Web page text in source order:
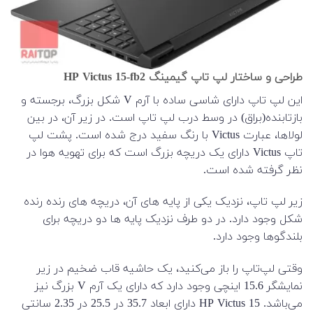
طراحی و ساختار لپ تاپ گیمینگ HP Victus 15-fb2
این لپ تاپ دارای شاسی ساده با آرم V شکل بزرگ، برجسته و
بازتابنده(براق) در وسط درب لپ تاپ است. در زیر آن، در بین
لولاها، عبارت Victus با رنگ سفید درج شده است. پشت لپ
تاپ Victus دارای یک دریچه بزرگ است که برای تهویه هوا در
نظر گرفته شده است.
زیر لپ تاپ، نزدیک یکی از پایه های آن، دریچه های رنده رنده
شکل وجود دارد. در دو طرف نزدیک پایه ها دو دریچه برای
بلندگوها وجود دارد.
وقتی لپ‌تاپ را باز می‌کنید، یک حاشیه قاب ضخیم در زیر
نمایشگر 15.6 اینچی وجود دارد که دارای یک آرم V بزرگ نیز
می‌باشد. HP Victus 15 دارای ابعاد 35.7 در 25.5 در 2.35 سانتی